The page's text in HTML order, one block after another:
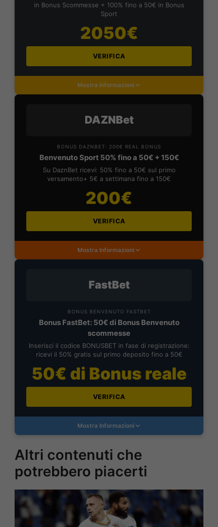
in Bonus Scommesse + 100% fino a 50€ in Bonus
Sport
2050€
VERIFICA
Mostra Informazioni
DAZNBet
BONUS DAZNBET: 200€ REAL BONUS
Benvenuto Sport 50% fino a 50€ + 150€
Su DaznBet ricevi: 50% fino a 50€ sul primo
versamento+ 5€ a settimana fino a 150€
200€
VERIFICA
Mostra Informazioni
FastBet
BONUS BENVENUTO FASTBET
Bonus FastBet: 50€ di Bonus Benvenuto
scommesse
Inserisci il codice BONUSBET in fase di registrazione:
ricevi il 50% gratis sul primo deposito fino a 50€
50€ di Bonus reale
VERIFICA
Mostra Informazioni
Altri contenuti che
potrebbero piacerti